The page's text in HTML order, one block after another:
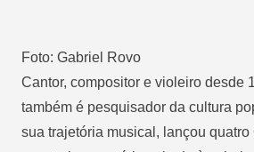
Foto: Gabriel Rovo
Cantor, compositor e violeiro desde
também é pesquisador da cultura
sua trajetória musical, lançou